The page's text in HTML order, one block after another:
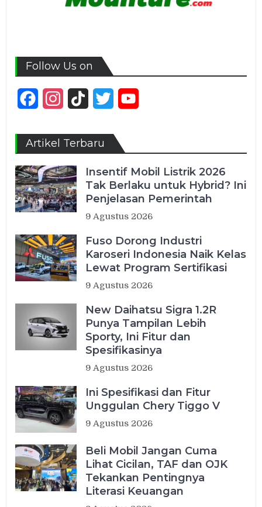
Follow Us on
FacebookInstagram
TikTok Twitter
Artikel Terbaru
Insentif Mobil Listrik 2026
Tak Berlaku untuk Hybrid? Ini
Penjelasan Pemerintah
9 Agustus 2026
Fuso Dorong Industri
Karoseri Indonesia Naik Kelas
Lewat Program Sertifikasi
9 Agustus 2026
New Daihatsu Sigra 1.2R
Punya Tampilan Lebih
Sporty, Ini Fitur dan
Spesifikasinya
9 Agustus 2026
Ini Spesifikasi dan Fitur
Unggulan Chery Tiggo V
9 Agustus 2026
Beli Mobil Jangan Cuma
Lihat Cicilan, TAF dan OJK
Tekankan Pentingnya
Literasi Keuangan